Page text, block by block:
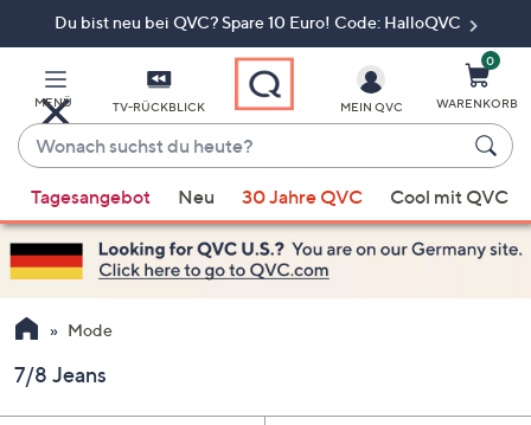
Du bist neu bei QVC? Spare 10 Euro! Code: HalloQVC
MENÜ TV-RÜCKBLICK
Wonach
suchst
du
heute?
Vorschläge
verfügbar
sind,
verwenden
Sie
Pfeiltasten
nach
MEIN QVC
0
WARENKORB
Tagesangebot Neu 30 Jahre QVC Cool mit QVC
Mode
7/8 Jeans